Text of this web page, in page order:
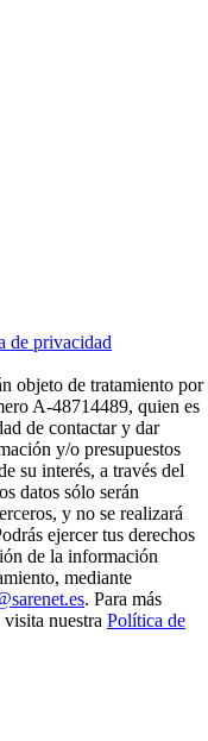
de privacidad
objeto de tratamiento por
A-48714489, quien es
de contactar y dar
y/o presupuestos
su interés, a través del
datos sólo serán
y no se realizará
ejercer tus derechos
de la información
mediante
. Para más
nuestra Política de